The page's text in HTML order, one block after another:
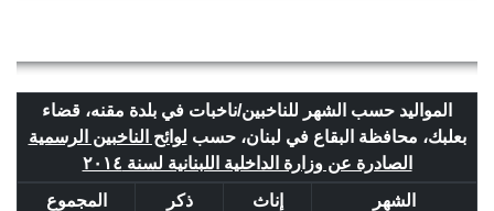
المواليد حسب الشهر للناخبين/ناخبات في بلدة مقنه، قضاء
بعلبك، محافظة البقاع في لبنان، حسب لوائح الناخبين الرسمية
الصادرة عن وزارة الداخلية اللبنانية لسنة ٢٠١٤
الشهر
إناث ذكر
المجموع